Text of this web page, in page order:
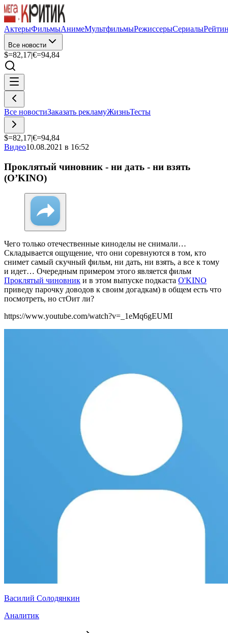
АктерыФильмыАнимеМультфильмыРежиссерыСериалы
Все новости
$=82,17|€=94,84
Все новостиЗаказать рекламуЖизньТесты
$=82,17|€=94,84
Видео10.08.2021 в 16:52
Проклятый чиновник - ни дать - ни взять
(O’KINO)
Чего только отечественные киноделы не снимали…
Складывается ощущение, что они соревнуются в том, кто
снимет самый скучный фильм, ни дать, ни взять, а все к тому
и идет… Очередным примером этого является фильм
Проклятый чиновник и в этом выпуске подкаста O'KINO
приведу парочку доводов к своим догадкам) в общем есть что
посмотреть, но стОит ли?
https://www.youtube.com/watch?v=_1eMq6gEUMI
Василий Солодянкин
Аналитик